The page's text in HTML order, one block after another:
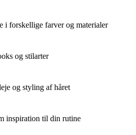
i forskellige farver og materialer
og stilarter
og styling af håret
inspiration til din rutine